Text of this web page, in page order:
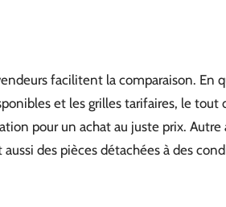
facilitent la comparaison. En
et les grilles tarifaires, le
pour un achat au juste prix.
des pièces détachées à des